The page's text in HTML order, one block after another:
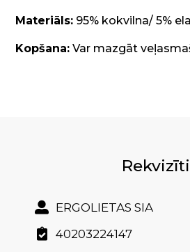
Materiāls: 95% kokvilna/ 5%
Kopšana: Var mazgāt
Rekvizīti
ERGOLIETAS SIA
40203224147